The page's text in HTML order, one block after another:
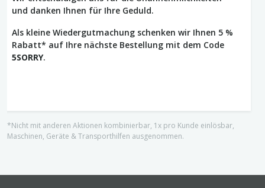
und danken Ihnen für Ihre Geduld.
Als kleine Wiedergutmachung schenken wir Ihnen 5 %
Rabatt* auf Ihre nächste Bestellung mit dem Code
5SORRY.
*Nicht mit anderen Aktionen kombinierbar, 1x pro Kunde einlösbar,
Maschinen, Geräte & Transporthilfen ausgenommen.